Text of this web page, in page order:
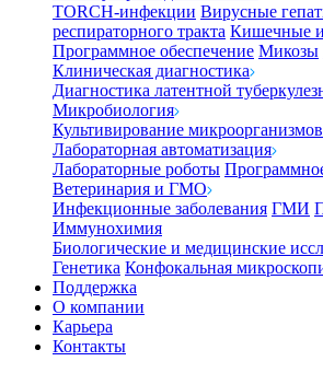
TORCH-инфекции Вирусные
респираторного тракта Кишечные
Программное обеспечение Микозы
Клиническая диагностика
Диагностика латентной
Микробиология
Культивирование микроорганизмов
Лабораторная автоматизация
Лабораторные роботы
Ветеринария и ГМО
Инфекционные заболевания ГМИ
Иммунохимия
Биологические и медицинские
Генетика Конфокальная
Поддержка
О компании
Карьера
Контакты